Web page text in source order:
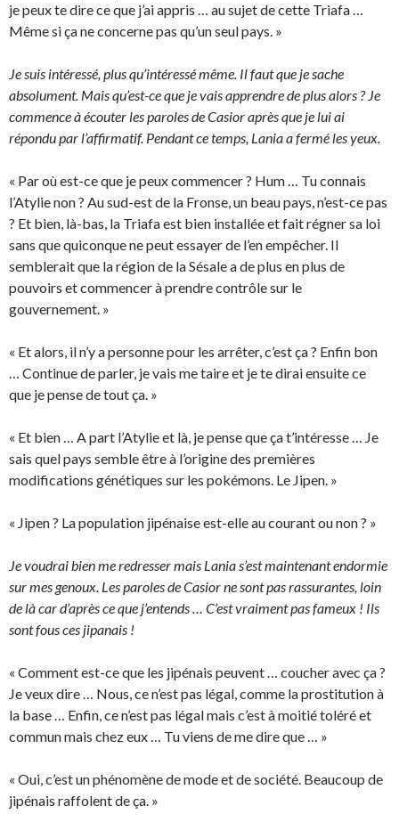
je peux te dire ce que j’ai appris … au sujet de cette Triafa …
Même si ça ne concerne pas qu’un seul pays. »
Je suis intéressé, plus qu’intéressé même. Il faut que je sache
absolument. Mais qu’est-ce que je vais apprendre de plus alors ? Je
commence à écouter les paroles de Casior après que je lui ai
répondu par l’affirmatif. Pendant ce temps, Lania a fermé les yeux.
« Par où est-ce que je peux commencer ? Hum … Tu connais
l’Atylie non ? Au sud-est de la Fronse, un beau pays, n’est-ce pas
? Et bien, là-bas, la Triafa est bien installée et fait régner sa loi
sans que quiconque ne peut essayer de l’en empêcher. Il
semblerait que la région de la Sésale a de plus en plus de
pouvoirs et commencer à prendre contrôle sur le
gouvernement. »
« Et alors, il n’y a personne pour les arrêter, c’est ça ? Enfin bon
… Continue de parler, je vais me taire et je te dirai ensuite ce
que je pense de tout ça. »
« Et bien … A part l’Atylie et là, je pense que ça t’intéresse … Je
sais quel pays semble être à l’origine des premières
modifications génétiques sur les pokémons. Le Jipen. »
« Jipen ? La population jipénaise est-elle au courant ou non ? »
Je voudrai bien me redresser mais Lania s’est maintenant endormie
sur mes genoux. Les paroles de Casior ne sont pas rassurantes, loin
de là car d’après ce que j’entends … C’est vraiment pas fameux ! Ils
sont fous ces jipanais !
« Comment est-ce que les jipénais peuvent … coucher avec ça ?
Je veux dire … Nous, ce n’est pas légal, comme la prostitution à
la base … Enfin, ce n’est pas légal mais c’est à moitié toléré et
commun mais chez eux … Tu viens de me dire que … »
« Oui, c’est un phénomène de mode et de société. Beaucoup de
jipénais raffolent de ça. »